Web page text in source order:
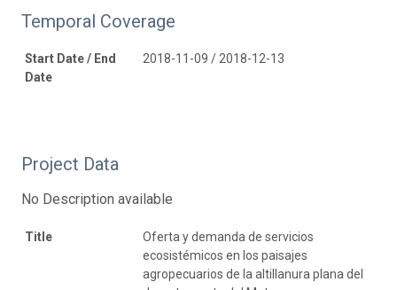
Temporal Coverage
Start Date / End
Date
2018-11-09 / 2018-12-13
Project Data
No Description available
Title
Oferta y demanda de servicios
ecosistémicos en los paisajes
agropecuarios de la altillanura plana del